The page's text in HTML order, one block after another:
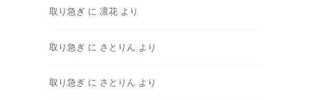
取り急ぎ に 凛花 より
取り急ぎ に さとりん より
取り急ぎ に さとりん より